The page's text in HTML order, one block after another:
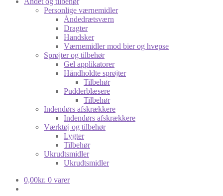
Personlige værnemidler
Åndedrætsværn
Dragter
Handsker
Værnemidler mod bier og hvepse
Sprøjter og tilbehør
Gel applikatorer
Håndholdte sprøjter
Tilbehør
Pudderblæsere
Tilbehør
Indendørs afskrækkere
Indendørs afskrækkere
Værktøj og tilbehør
Lygter
Tilbehør
Ukrudtsmidler
Ukrudtsmidler
0,00kr. 0 varer